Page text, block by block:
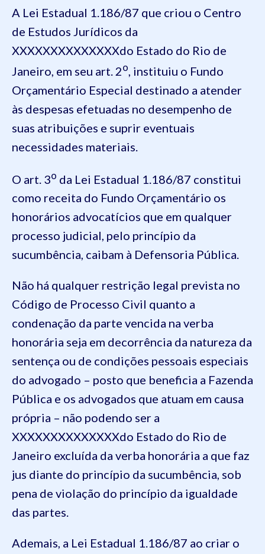
A Lei Estadual 1.186/87 que criou o Centro
de Estudos Jurídicos da
XXXXXXXXXXXXXXdo Estado do Rio de
Janeiro, em seu art. 2o , instituiu o Fundo
Orçamentário Especial destinado a atender
às despesas efetuadas no desempenho de
suas atribuições e suprir eventuais
necessidades materiais.
O art. 3o da Lei Estadual 1.186/87 constitui
como receita do Fundo Orçamentário os
honorários advocatícios que em qualquer
processo judicial, pelo princípio da
sucumbência, caibam à Defensoria Pública.
Não há qualquer restrição legal prevista no
Código de Processo Civil quanto a
condenação da parte vencida na verba
honorária seja em decorrência da natureza da
sentença ou de condições pessoais especiais
do advogado – posto que beneficia a Fazenda
Pública e os advogados que atuam em causa
própria – não podendo ser a
XXXXXXXXXXXXXXdo Estado do Rio de
Janeiro excluída da verba honorária a que faz
jus diante do princípio da sucumbência, sob
pena de violação do princípio da igualdade
das partes.
Ademais, a Lei Estadual 1.186/87 ao criar o